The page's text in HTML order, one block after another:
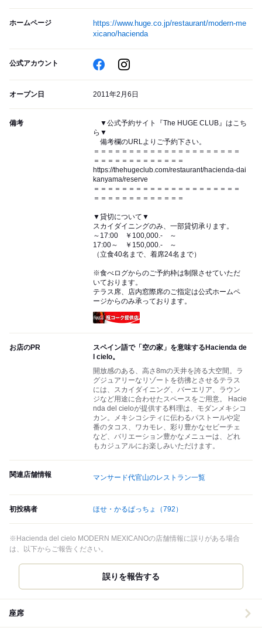
ホームページ
https://www.huge.co.jp/restaurant/modern-me
xicano/hacienda
公式アカウント
オープン日 2011年2月6日
備考
▼公式予約サイト『The HUGE CLUB』はこち
ら▼
備考欄のURLよりご予約下さい。
＝＝＝＝＝＝＝＝＝＝＝＝＝＝＝＝＝＝＝＝＝
＝＝＝＝＝＝＝＝＝＝＝＝＝
https://thehugeclub.com/restaurant/hacienda-dai
kanyama/reserve
＝＝＝＝＝＝＝＝＝＝＝＝＝＝＝＝＝＝＝＝＝
＝＝＝＝＝＝＝＝＝＝＝＝＝
▼貸切について▼
スカイダイニングのみ、一部貸切承ります。
～17:00 ￥100,000.- ～
17:00～ ￥150,000.- ～
（立食40名まで、着席24名まで）
※食べログからのご予約枠は制限させていただ
いております。
テラス席、店内窓際席のご指定は公式ホームペ
ージからのみ承っております。
お店のPR
スペイン語で「空の家」を意味するHacienda de
l cielo。
開放感のある、高さ8mの天井を誇る大空間。ラ
グジュアリーなリゾートを彷彿とさせるテラス
には、スカイダイニング、バーエリア、ラウン
ジなど用途に合わせたスペースをご用意。 Hacie
nda del cieloが提供する料理は、モダンメキシコ
カン。メキシコシティに伝わるパストールや定
番のタコス、ワカモレ、彩り豊かなセビーチェ
など、バリエーション豊かなメニューは、どれ
もカジュアルにお楽しみいただけます。
関連店舗情報 マンサード代官山のレストラン一覧
初投稿者 ほせ・かるぱっちょ （792）
※Hacienda del cielo MODERN MEXICANOの店舗情報に誤りがある場合
は、以下からご報告ください。
誤りを報告する
座席